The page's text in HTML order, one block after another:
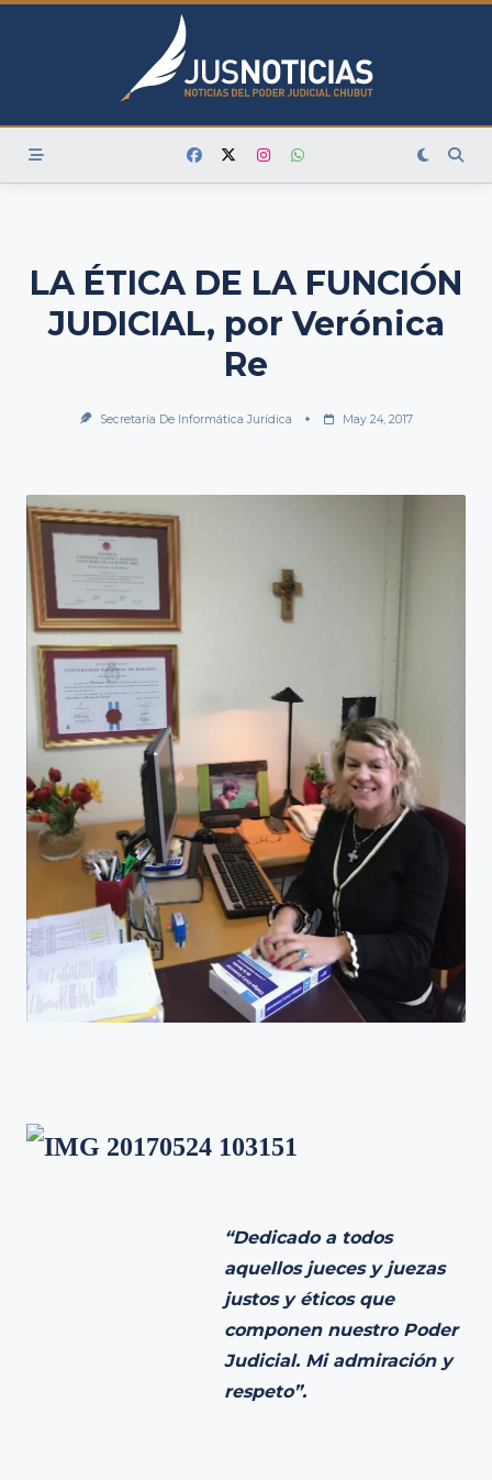
Skip
LA ÉTICA DE LA FUNCIÓN
JUDICIAL, por Verónica
Re
Secretaría De Informática Jurídica May 24, 2017
“Dedicado a todos
aquellos jueces y juezas
justos y éticos que
componen nuestro Poder
Judicial. Mi admiración y
respeto”.